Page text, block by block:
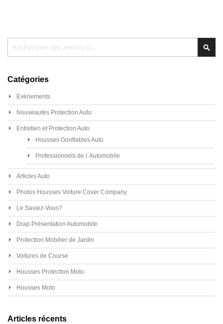
Catégories
Evénements
Nouveautés Protection Auto
Entretien et Protection Auto
Housses Gonflables Auto
Professionnels de l´Automobile
Articles Auto
Photos Housses Voiture Cover Company
Le Saviez-Vous?
Drap Présentation Automobile
Protection Mobilier de Jardin
Voitures de Course
Housses Protection Moto
Housses Moto
Articles récents